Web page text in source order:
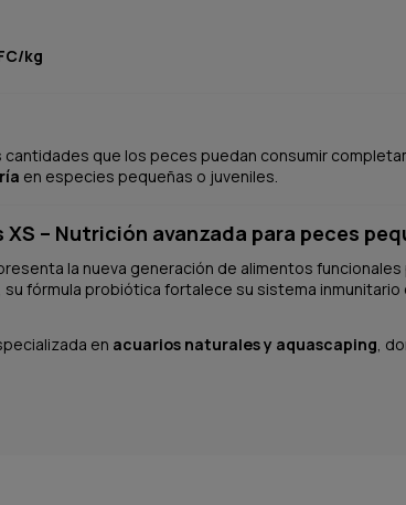
kg
cantidades que los peces puedan consumir
en especies pequeñas o juveniles.
– Nutrición avanzada para peces
la nueva generación de alimentos funcionales
su fórmula probiótica fortalece su sistema
en acuarios naturales y aquascaping ,